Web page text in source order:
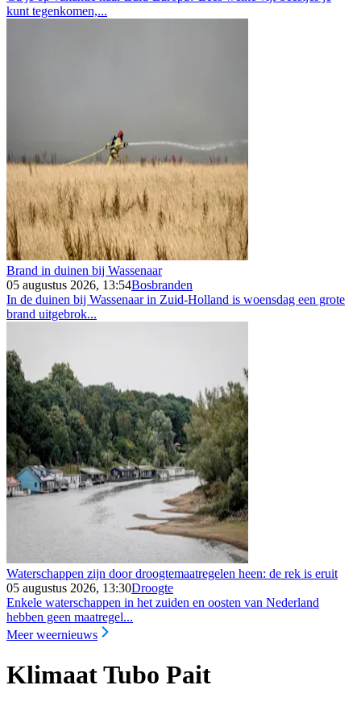
kunt tegenkomen,...
Brand in duinen bij Wassenaar
05 augustus 2026, 13:54Bosbranden
In de duinen bij Wassenaar in Zuid-Holland is woensdag een grote
brand uitgebrok...
Waterschappen zijn door droogtemaatregelen heen: de rek is eruit
05 augustus 2026, 13:30Droogte
Enkele waterschappen in het zuiden en oosten van Nederland
hebben geen maatregel...
Meer weernieuws
Klimaat Tubo Pait